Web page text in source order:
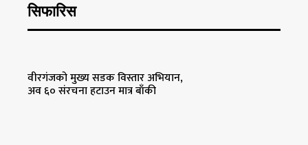
सिफारिस
वीरगंजको मुख्य सडक विस्तार अभियान,
अव ६० संरचना हटाउन मात्र बाँकी